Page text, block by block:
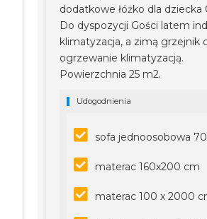
dodatkowe łóżko dla dziecka
Do dyspozycji Gości latem
klimatyzacja, a zimą grzejnik
ogrzewanie klimatyzacją.
Powierzchnia 25 m2.
Udogodnienia
sofa jednoosobowa
materac 160x200 cm
materac 100 x 2000